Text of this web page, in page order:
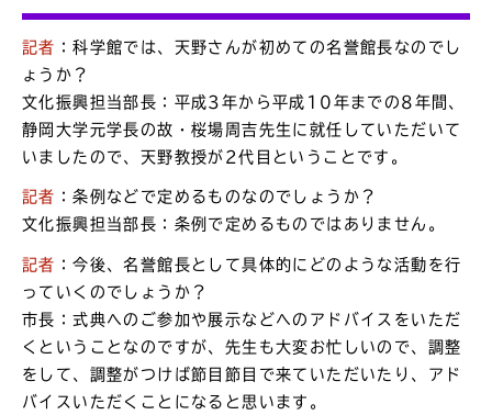
記者 ：科学館では、天野さんが初めての名誉館長なのでし
ょうか？
文化振興担当部長：平成3年から平成10年までの8年間、
静岡大学元学長の故・桜場周吉先生に就任していただいて
いましたので、天野教授が2代目ということです。
記者 ：条例などで定めるものなのでしょうか？
文化振興担当部長：条例で定めるものではありません。
記者 ：今後、名誉館長として具体的にどのような活動を行
っていくのでしょうか？
市長：式典へのご参加や展示などへのアドバイスをいただ
くということなのですが、先生も大変お忙しいので、調整
をして、調整がつけば節目節目で来ていただいたり、アド
バイスいただくことになると思います。